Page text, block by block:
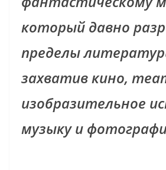
который давно
пределы
захватив кино,
изобразительное
музыку и